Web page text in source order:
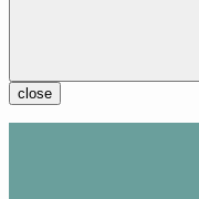
close